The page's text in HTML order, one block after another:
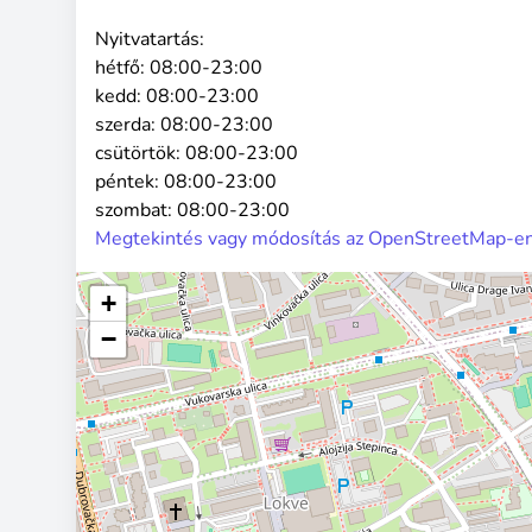
Nyitvatartás:
hétfő: 08:00-23:00
kedd: 08:00-23:00
szerda: 08:00-23:00
csütörtök: 08:00-23:00
péntek: 08:00-23:00
szombat: 08:00-23:00
Megtekintés vagy módosítás az OpenStreetMap-
+
−